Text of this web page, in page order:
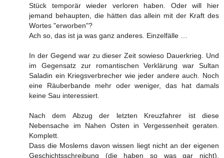
Stück temporär wieder verloren haben. Oder will hier
jemand behaupten, die hätten das allein mit der Kraft des
Wortes "erworben"?
Ach so, das ist ja was ganz anderes. Einzelfälle …
In der Gegend war zu dieser Zeit sowieso Dauerkrieg. Und
im Gegensatz zur romantischen Verklärung war Sultan
Saladin ein Kriegsverbrecher wie jeder andere auch. Noch
eine Räuberbande mehr oder weniger, das hat damals
keine Sau interessiert.
Nach dem Abzug der letzten Kreuzfahrer ist diese
Nebensache im Nahen Osten in Vergessenheit geraten.
Komplett.
Dass die Moslems davon wissen liegt nicht an der eigenen
Geschichtsschreibung (die haben so was gar nicht),